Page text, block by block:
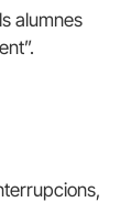
alumnes